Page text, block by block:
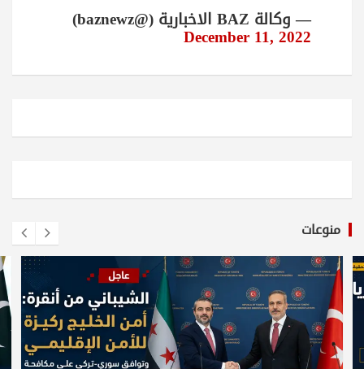
— وكالة BAZ الاخبارية (@baznewz)
December 11, 2022
منوعات